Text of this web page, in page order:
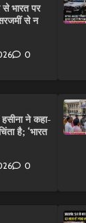
भारत पर
से न
0
ने कहा-
है; ‘भारत
0